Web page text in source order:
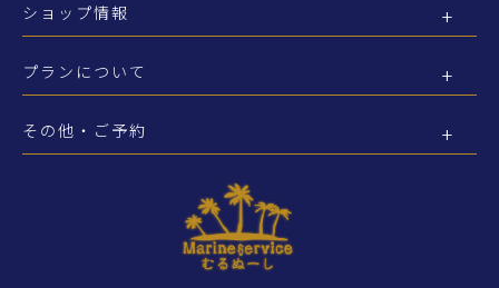
ショップ情報
プランについて
その他・ご予約